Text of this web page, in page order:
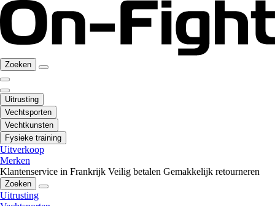
Zoeken
Uitrusting
Vechtsporten
Vechtkunsten
Fysieke training
Uitverkoop
Merken
Klantenservice in Frankrijk Veilig betalen Gemakkelijk retourneren
Zoeken
Uitrusting